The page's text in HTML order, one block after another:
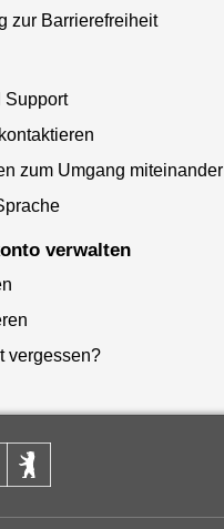
zur Barrierefreiheit
Support
zum Umgang miteinander
verwalten
vergessen?